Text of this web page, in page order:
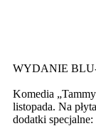
WYDANIE
Komedia
listopada. Na
dodatki specjalne: